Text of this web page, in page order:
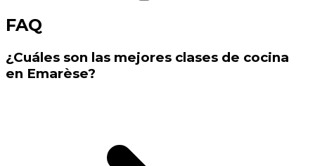
FAQ
¿Cuáles son las mejores clases de cocina
en Emarèse?